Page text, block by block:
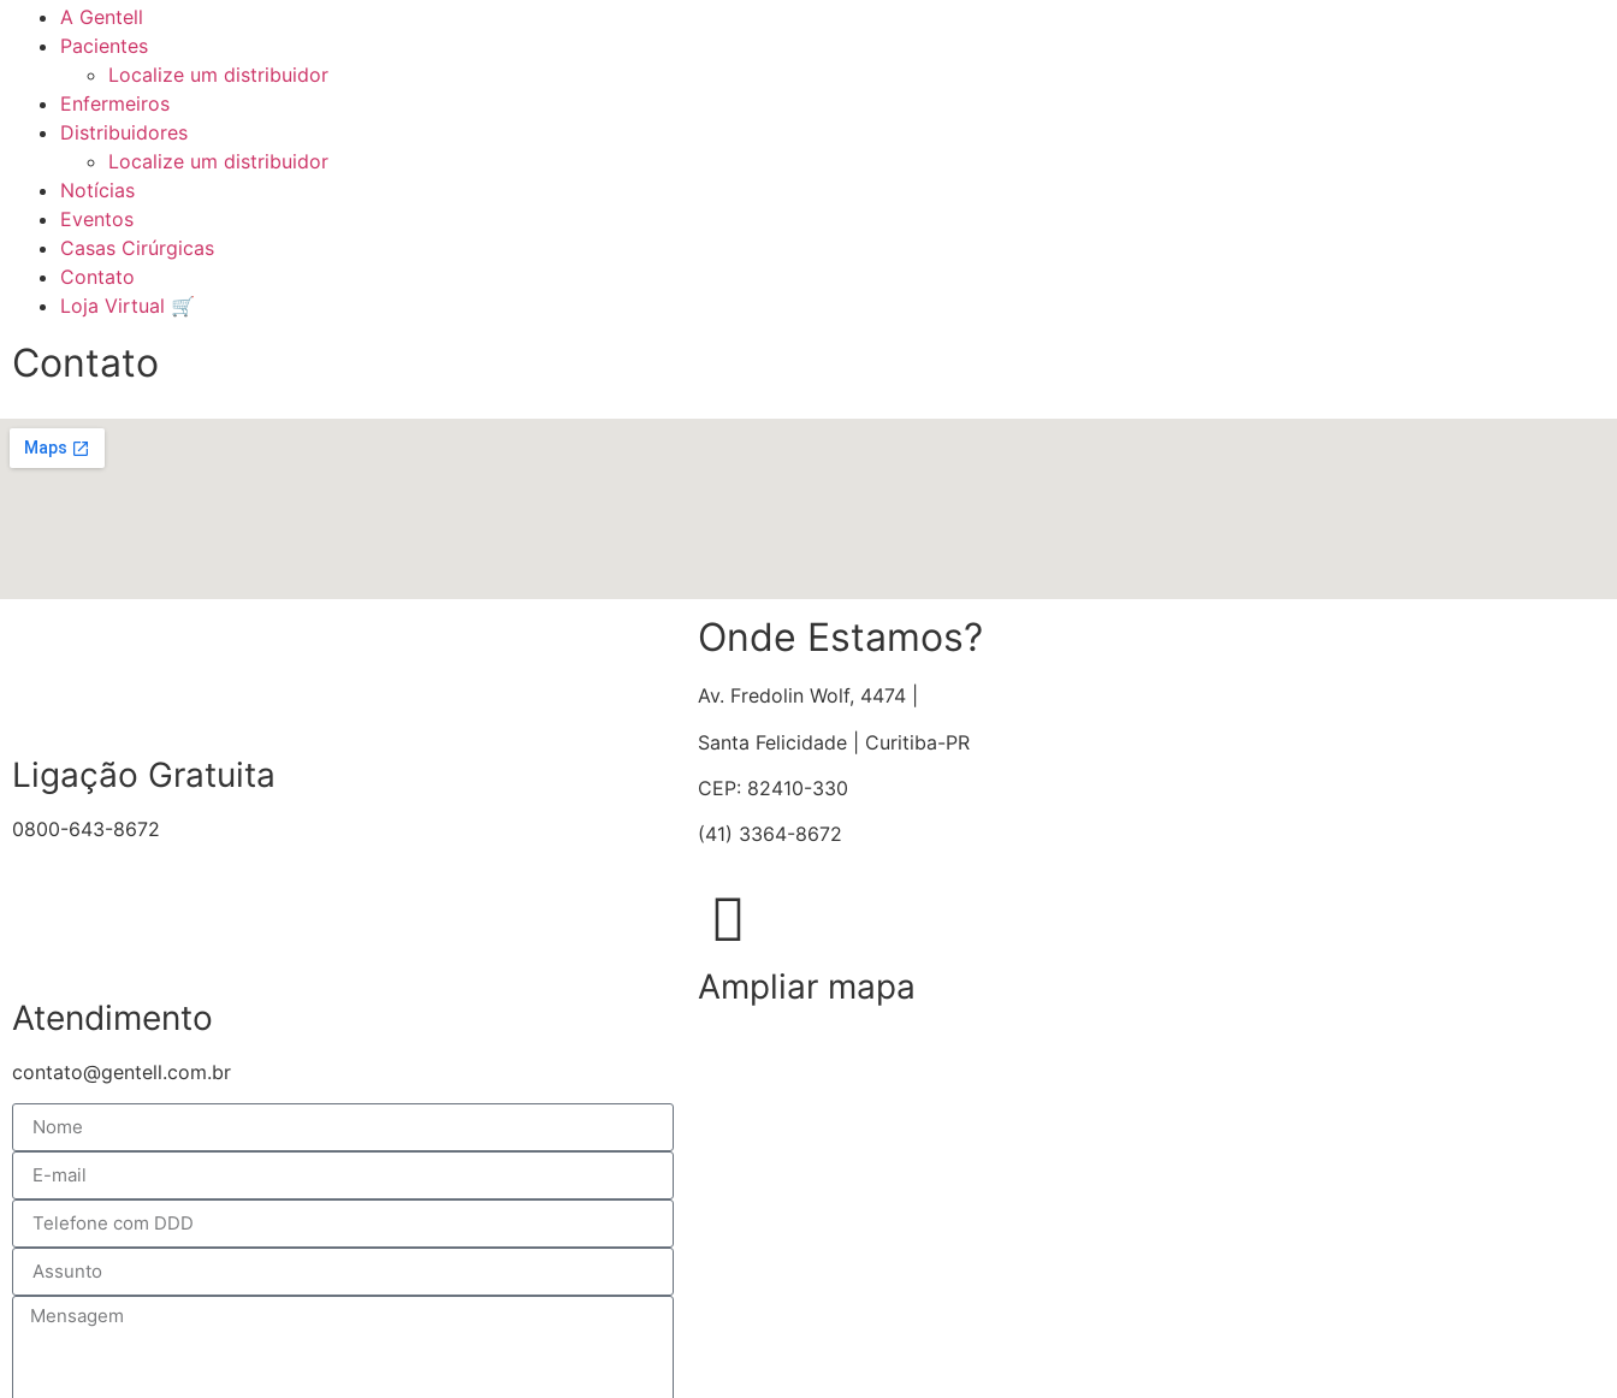
A Gentell
Pacientes
Localize um distribuidor
Enfermeiros
Distribuidores
Localize um distribuidor
Notícias
Eventos
Casas Cirúrgicas
Contato
Loja Virtual 🛒
Contato
Ligação Gratuita
0800-643-8672
Atendimento
contato@gentell.com.br
Onde Estamos?
Av. Fredolin Wolf, 4474 |
Santa Felicidade | Curitiba-PR
CEP: 82410-330
(41) 3364-8672
Ampliar mapa